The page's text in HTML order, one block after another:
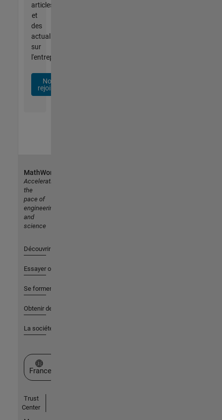
articles
et
des
actualités
sur
l'entreprise.
Nous
rejoindre
MathWorks
Accelerating
the
pace of
engineering
and
science
Découvrir les produits
Essayer ou acheter
Se former
Obtenir de l'aide
La société
Sélectionner un site web
France
Trust
Center